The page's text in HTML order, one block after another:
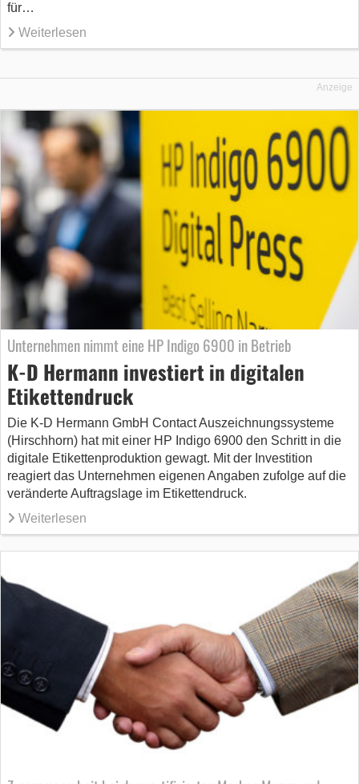
für…
Weiterlesen
Anzeige
Unternehmen nimmt eine HP Indigo 6900 in Betrieb
K-D Hermann investiert in digitalen
Etikettendruck
Die K-D Hermann GmbH Contact Auszeichnungssysteme
(Hirschhorn) hat mit einer HP Indigo 6900 den Schritt in die
digitale Etikettenproduktion gewagt. Mit der Investition
reagiert das Unternehmen eigenen Angaben zufolge auf die
veränderte Auftragslage im Etikettendruck.
Weiterlesen